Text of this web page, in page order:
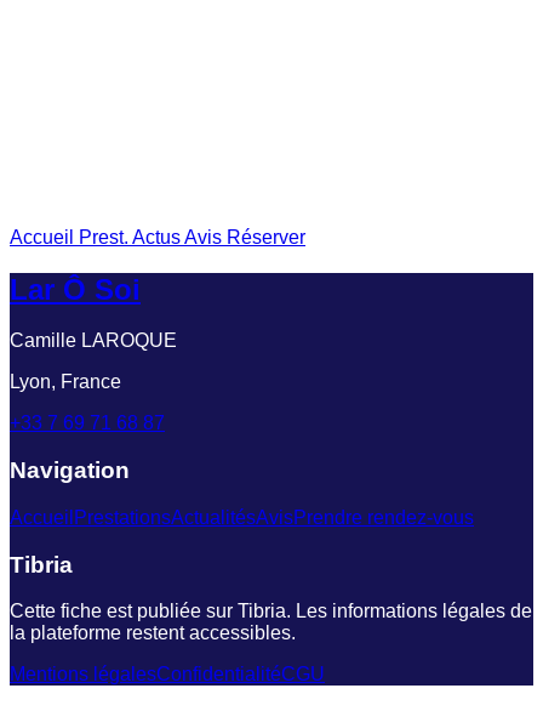
Accueil Prest. ActusAvis Réserver
Lar Ô Soi
Camille LAROQUE
Lyon, France
+33 7 69 71 68 87
Navigation
Accueil PrestationsActualitésAvisPrendre rendez-vous
Tibria
Cette fiche est publiée sur Tibria. Les informations légales de
la plateforme restent accessibles.
Mentions légalesConfidentialitéCGU